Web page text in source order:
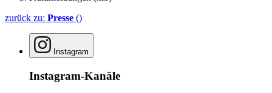
zurück zu: Presse ()
Instagram
Instagram-Kanäle